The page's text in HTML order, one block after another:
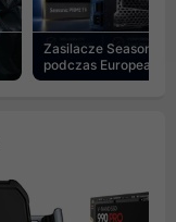
Zasilacze Seasonic
podczas European